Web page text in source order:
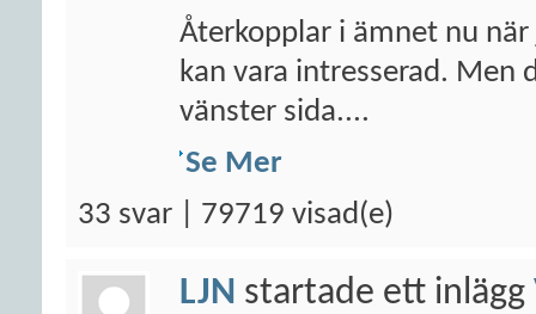
Återkopplar i ämnet nu
kan vara intresserad. Men
vänster sida....
Se Mer
33 svar | 79719 visad(e)
LJN startade ett inlägg